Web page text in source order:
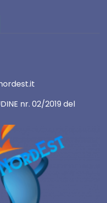
nr. 02/2019 del